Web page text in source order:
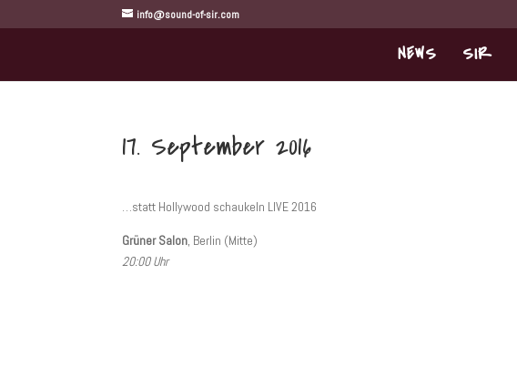
info@sound-of-sir.com
NEWS SIR
17. September 2016
…statt Hollywood schaukeln LIVE 2016
Grüner Salon, Berlin (Mitte)
20:00 Uhr